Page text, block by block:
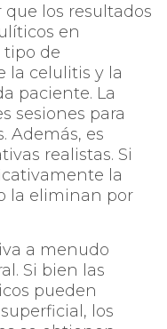
los resultados
en
tipo de
la celulitis y la
paciente. La
sesiones para
Además, es
realistas. Si
la
la eliminan por
a menudo
Si bien las
pueden
los